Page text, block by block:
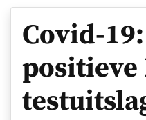
Covid-
positieve